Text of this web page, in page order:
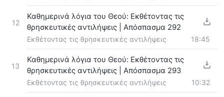
12
Καθημερινά λόγια του Θεού: Εκθέτοντας τις
θρησκευτικές αντιλήψεις | Απόσπασμα 292
Εκθέτοντας τις θρησκευτικές αντιλήψεις 18:45
13
Καθημερινά λόγια του Θεού: Εκθέτοντας τις
θρησκευτικές αντιλήψεις | Απόσπασμα 293
Εκθέτοντας τις θρησκευτικές αντιλήψεις 10:32